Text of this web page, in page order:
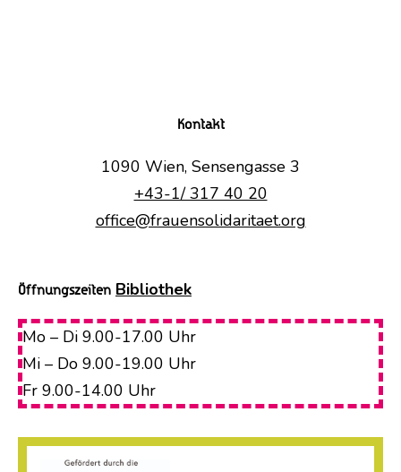
Kontakt
1090 Wien, Sensengasse 3
+43-1/ 317 40 20
office@frauensolidaritaet.org
Öffnungszeiten Bibliothek
Mo – Di 9.00-17.00 Uhr
Mi – Do 9.00-19.00 Uhr
Fr 9.00-14.00 Uhr